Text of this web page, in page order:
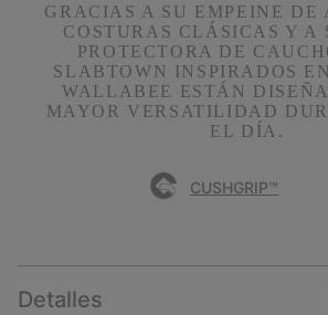
GRACIAS A SU EMPEINE DE
COSTURAS CLÁSICAS Y A
PROTECTORA DE
SLABTOWN INSPIRADOS
WALLABEE ESTÁN
MAYOR VERSATILIDAD
EL DÍA.
CUSHGRIP™
Detalles